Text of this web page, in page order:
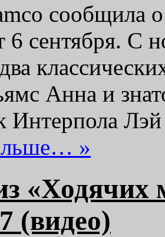
сообщила
6 сентября. С
Анна и
Интерпола
»
«Ходячих
(видео)